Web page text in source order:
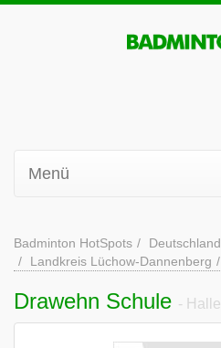
Menü
Badminton HotSpots Deutschland
Landkreis Lüchow-Dannenberg
Drawehn Schule - Halle